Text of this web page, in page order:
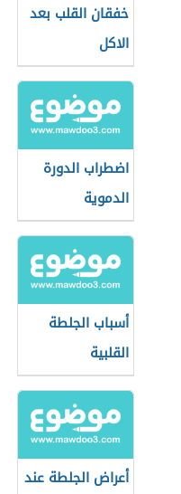
خفقان القلب بعد
الاكل
اضطراب الدورة
الدموية
أسباب الجلطة
القلبية
أعراض الجلطة عند